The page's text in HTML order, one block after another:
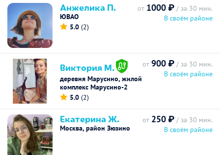
Анжелика П.
ЮВАО
5.0 (2)
от 1000 ₽ / за 30 мин.
В своём районе
Виктория М.
деревня Марусино, жилой
комплекс Марусино-2
5.0 (2)
от 900 ₽ / за 30 мин.
В своём районе
Екатерина Ж.
Москва, район Зюзино
от 250 ₽ / за 30 мин.
В своём районе